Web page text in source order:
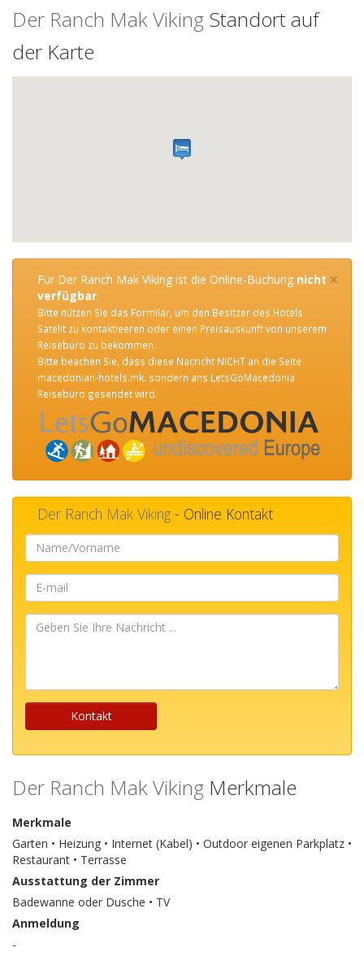
Der Ranch Mak Viking Standort auf
der Karte
×
Für Der Ranch Mak Viking ist die Online-Buchung nicht
verfügbar.
Bitte nützen Sie das Formilar, um den Besitzer des Hotels
Satelit zu kontaktieeren oder einen Preisauskunft von unserem
Reisebüro zu bekommen.
Bitte beachen Sie, dass diese Nacricht NICHT an die Seite
macedonian-hotels.mk. sondern ans LetsGoMacedonia
Reisebüro gesendet wird.
Der Ranch Mak Viking - Online Kontakt
Name/Vorname
mail
Geben
Kontakt
Der Ranch Mak Viking Merkmale
Merkmale
Garten • Heizung • Internet (Kabel) • Outdoor eigenen Parkplatz •
Restaurant • Terrasse
Ausstattung der Zimmer
Badewanne oder Dusche • TV
Anmeldung
-